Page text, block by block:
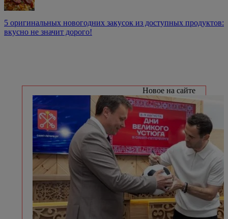
5 оригинальных новогодних закусок из доступных продуктов:
вкусно не значит дорого!
Новое на сайте